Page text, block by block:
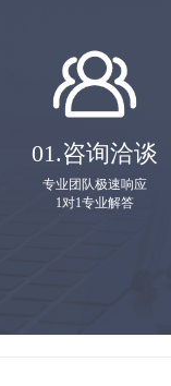
01.咨询洽谈
专业团队极速响应
1对1专业解答